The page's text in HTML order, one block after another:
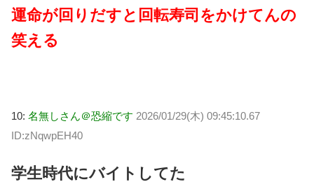
運命が回りだすと回転寿司をかけてんの
笑える
10: 名無しさん＠恐縮です 2026/01/29(木) 09:45:10.67
ID:zNqwpEH40
学生時代にバイトしてた